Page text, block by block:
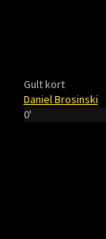
Gult kort
Daniel Brosinski
0'